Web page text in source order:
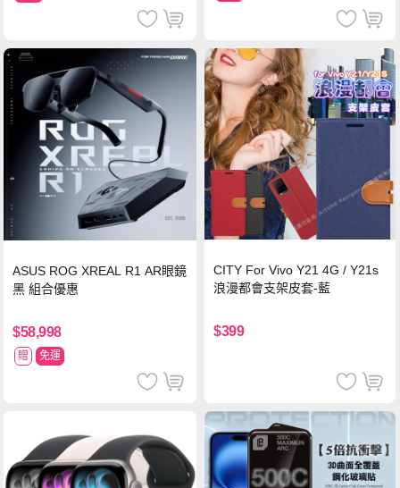
ASUS ROG XREAL R1 AR眼鏡
黑 組合優惠
$58,998
贈 免運
CITY For Vivo Y21 4G / Y21s
浪漫都會支架皮套-藍
$399